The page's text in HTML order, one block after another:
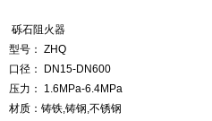
砾石阻火器
型号： ZHQ
口径：
DN15-DN600
压力：
1.6MPa-6.4MPa
材质： 铸铁,铸钢,不锈钢